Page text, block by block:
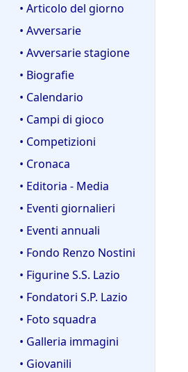
• Articolo del giorno
• Avversarie
• Avversarie stagione
• Biografie
• Calendario
• Campi di gioco
• Competizioni
• Cronaca
• Editoria - Media
• Eventi giornalieri
• Eventi annuali
• Fondo Renzo Nostini
• Figurine S.S. Lazio
• Fondatori S.P. Lazio
• Foto squadra
• Galleria immagini
• Giovanili